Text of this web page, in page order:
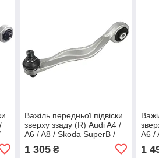
Важіль передньої підвіски
зверху ззаду (R) Audi A4 /
A6 / A8 / Skoda SuperB /
Bilstein 21906
1 305₴
A6 /
1